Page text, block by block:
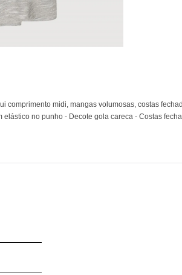
midi, mangas volumosas, costas
no punho - Decote gola careca - Costas